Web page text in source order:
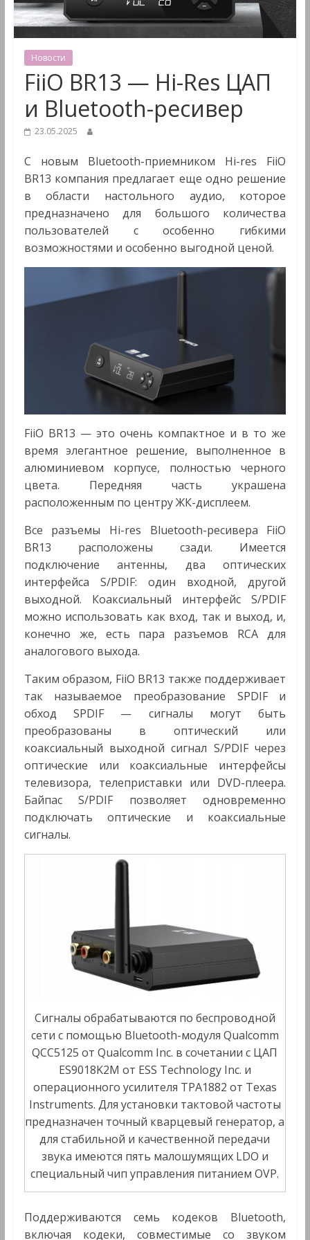
&
Мультимедиа
Новости
FiiO BR13 — Hi-Res ЦАП
и Bluetooth-ресивер
23.05.2025
С новым Bluetooth-приемником Hi-res FiiO
BR13 компания предлагает еще одно решение
в области настольного аудио, которое
предназначено для большого количества
пользователей с особенно гибкими
возможностями и особенно выгодной ценой.
FiiO BR13 — это очень компактное и в то же
время элегантное решение, выполненное в
алюминиевом корпусе, полностью черного
цвета. Передняя часть украшена
расположенным по центру ЖК-дисплеем.
Все разъемы Hi-res Bluetooth-ресивера FiiO
BR13 расположены сзади. Имеется
подключение антенны, два оптических
интерфейса S/PDIF: один входной, другой
выходной. Коаксиальный интерфейс S/PDIF
можно использовать как вход, так и выход, и,
конечно же, есть пара разъемов RCA для
аналогового выхода.
Таким образом, FiiO BR13 также поддерживает
так называемое преобразование SPDIF и
обход SPDIF — сигналы могут быть
преобразованы в оптический или
коаксиальный выходной сигнал S/PDIF через
оптические или коаксиальные интерфейсы
телевизора, телеприставки или DVD-плеера.
Байпас S/PDIF позволяет одновременно
подключать оптические и коаксиальные
сигналы.
Сигналы обрабатываются по беспроводной
сети с помощью Bluetooth-модуля Qualcomm
QCC5125 от Qualcomm Inc. в сочетании с ЦАП
ES9018K2M от ESS Technology Inc. и
операционного усилителя TPA1882 от Texas
Instruments. Для установки тактовой частоты
предназначен точный кварцевый генератор, а
для стабильной и качественной передачи
звука имеются пять малошумящих LDO и
специальный чип управления питанием OVP.
Поддерживаются семь кодеков Bluetooth,
включая кодеки, совместимые со звуком